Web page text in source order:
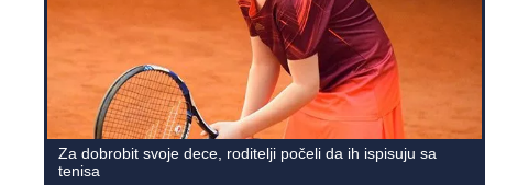
Za dobrobit svoje dece, roditelji počeli da ih ispisuju sa
tenisa